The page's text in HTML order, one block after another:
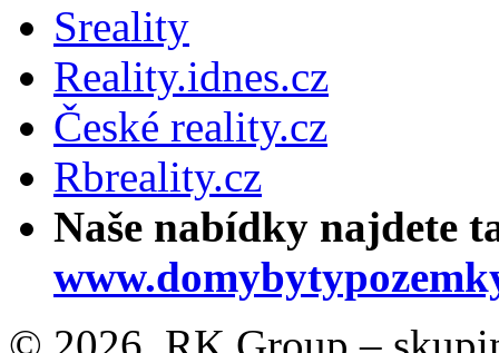
Sreality
Reality.idnes.cz
České reality.cz
Rbreality.cz
Naše nabídky najdete